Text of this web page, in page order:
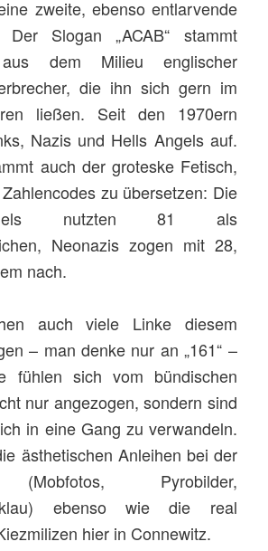
zweite, ebenso entlarvende
Der Slogan „ACAB“ stammt
aus dem Milieu englischer
die ihn sich gern im
ließen. Seit den 1970ern
Nazis und Hells Angels auf.
auch der groteske Fetisch,
zu übersetzen: Die
nutzten 81 als
Neonazis zogen mit 28,
nach.
auch viele Linke diesem
– man denke nur an „161“ –
fühlen sich vom bündischen
nur angezogen, sondern sind
in eine Gang zu verwandeln.
ästhetischen Anleihen bei der
(Mobfotos, Pyrobilder,
ebenso wie die real
hier in Connewitz.